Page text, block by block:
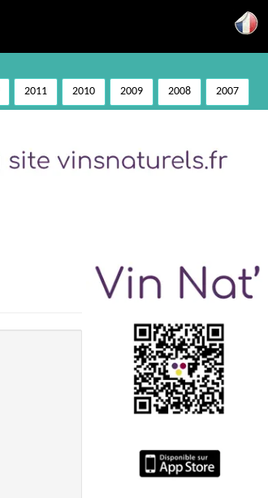
2011 2010 2009 2008 2007